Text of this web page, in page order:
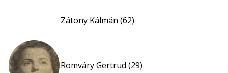
Zátony Kálmán (62)
Romváry Gertrud (29)